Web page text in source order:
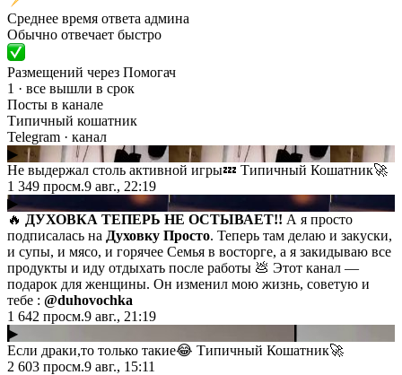
Среднее время ответа админа
Обычно отвечает быстро
Размещений через Помогач
1 · все вышли в срок
Посты в канале
Типичный кошатник
Telegram · канал
▶
Не выдержал столь активной игры💤 Типичный Кошатник🚀
1 349 просм.9 авг., 22:19
▶
🔥 ДУХОВКА ТЕПЕРЬ НЕ ОСТЫВАЕТ!! А я просто
подписалась на Духовку Просто. Теперь там делаю и закуски,
и супы, и мясо, и горячее Семья в восторге, а я закидываю все
продукты и иду отдыхать после работы 💩 Этот канал —
подарок для женщины. Он изменил мою жизнь, советую и
тебе : @duhovochka
1 642 просм.9 авг., 21:19
▶
Если драки,то только такие😂 Типичный Кошатник🚀
2 603 просм.9 авг., 15:11